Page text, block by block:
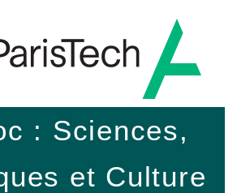
: Sciences,
et Culture